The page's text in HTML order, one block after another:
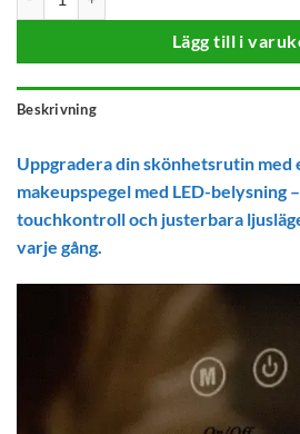
Lägg till i
Beskrivning
Uppgradera din skönhetsrutin med
makeupspegel med LED-belysning
touchkontroll och justerbara
varje gång.